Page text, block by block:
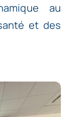
au
et des